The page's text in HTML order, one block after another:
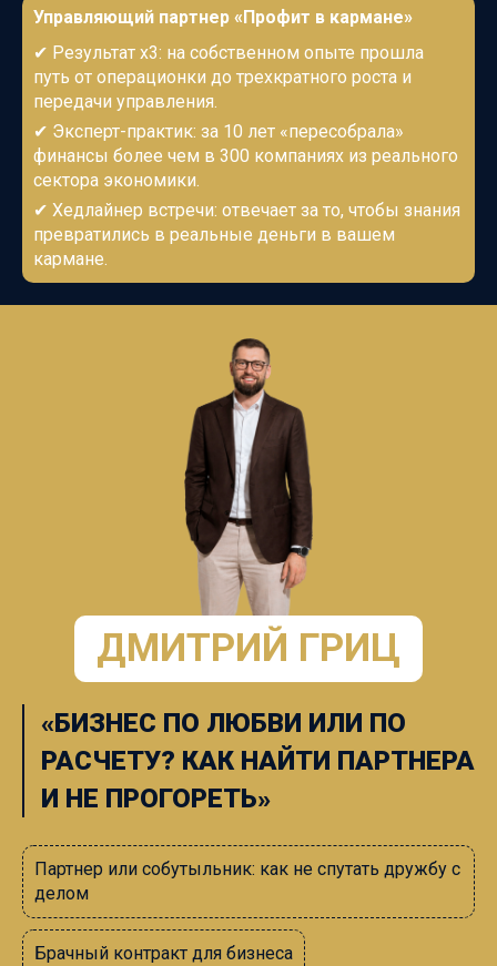
Управляющий партнер «Профит в кармане»
✔ Результат х3: на собственном опыте прошла
путь от операционки до трехкратного роста и
передачи управления.
✔ Эксперт-практик: за 10 лет «пересобрала»
финансы более чем в 300 компаниях из реального
сектора экономики.
✔ Хедлайнер встречи: отвечает за то, чтобы знания
превратились в реальные деньги в вашем
кармане.
ДМИТРИЙ ГРИЦ
«БИЗНЕС ПО ЛЮБВИ ИЛИ ПО
РАСЧЕТУ? КАК НАЙТИ ПАРТНЕРА
И НЕ ПРОГОРЕТЬ»
Партнер или собутыльник: как не спутать дружбу с
делом
Брачный контракт для бизнеса